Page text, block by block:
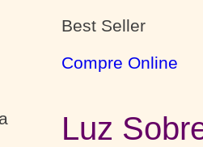
Best Seller
Compre Online
Luz